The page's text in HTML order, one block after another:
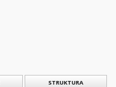
STRUKTURA